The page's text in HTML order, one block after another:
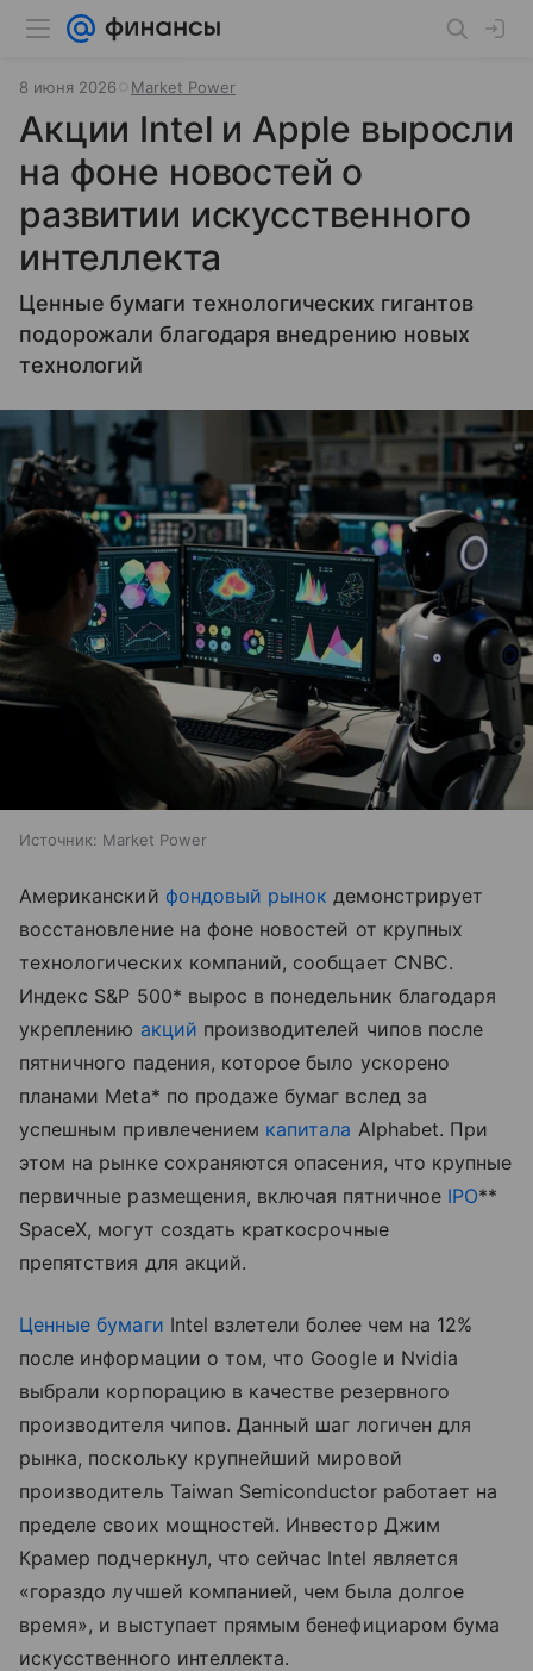
8 июня 2026 Market Power
Акции Intel и Apple выросли
на фоне новостей о
развитии искусственного
интеллекта
Ценные бумаги технологических гигантов
подорожали благодаря внедрению новых
технологий
Источник: Market Power
Американский фондовый рынок демонстрирует
восстановление на фоне новостей от крупных
технологических компаний, сообщает CNBC.
Индекс S&P 500* вырос в понедельник благодаря
укреплению акций производителей чипов после
пятничного падения, которое было ускорено
планами Meta* по продаже бумаг вслед за
успешным привлечением капитала Alphabet. При
этом на рынке сохраняются опасения, что крупные
первичные размещения, включая пятничное IPO**
SpaceX, могут создать краткосрочные
препятствия для акций.
Ценные бумаги Intel взлетели более чем на 12%
после информации о том, что Google и Nvidia
выбрали корпорацию в качестве резервного
производителя чипов. Данный шаг логичен для
рынка, поскольку крупнейший мировой
производитель Taiwan Semiconductor работает на
пределе своих мощностей. Инвестор Джим
Крамер подчеркнул, что сейчас Intel является
«гораздо лучшей компанией, чем была долгое
время», и выступает прямым бенефициаром бума
искусственного интеллекта.